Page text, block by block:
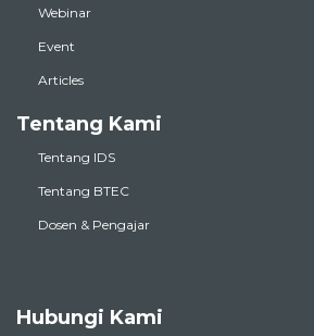
Webinar
Event
Articles
Tentang Kami
Tentang IDS
Tentang BTEC
Dosen & Pengajar
Hubungi Kami